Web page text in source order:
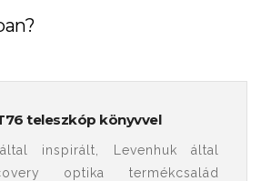
teleszkóp könyvvel
inspirált, Levenhuk által
optika termékcsalád